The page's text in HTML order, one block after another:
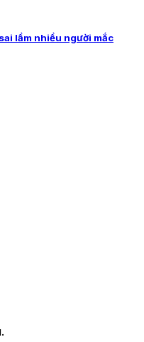
lầm nhiều người mắc